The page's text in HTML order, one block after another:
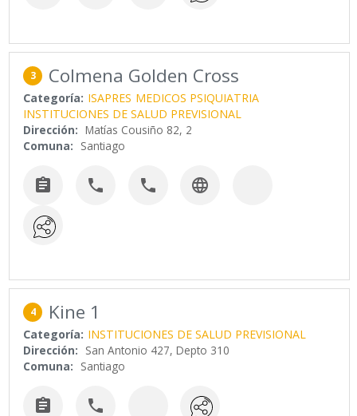
3 Colmena Golden Cross
Categoría: ISAPRES MEDICOS PSIQUIATRIA
INSTITUCIONES DE SALUD PREVISIONAL
Dirección: Matías Cousiño 82, 2
Comuna: Santiago
   
4 Kine 1
Categoría: INSTITUCIONES DE SALUD PREVISIONAL
Dirección: San Antonio 427, Depto 310
Comuna: Santiago
 